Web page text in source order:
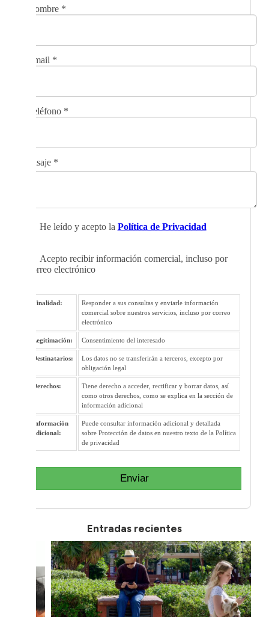
Nombre *
Email *
Teléfono *
Mensaje *
He leído y acepto la Política de Privacidad
Acepto recibir información comercial, incluso por
correo electrónico
Finalidad:
Responder a sus consultas y enviarle información
comercial sobre nuestros servicios, incluso por correo
electrónico
Legitimación: Consentimiento del interesado
Destinatarios:
Los datos no se transferirán a terceros, excepto por
obligación legal
Derechos:
Tiene derecho a acceder, rectificar y borrar datos, así
como otros derechos, como se explica en la sección de
información adicional
Información
adicional:
Puede consultar información adicional y detallada
sobre Protección de datos en nuestro texto de la Política
de privacidad
Enviar
Entradas recientes